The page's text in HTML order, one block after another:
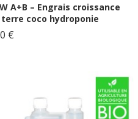
A+B – Engrais croissance
terre coco hydroponie
€